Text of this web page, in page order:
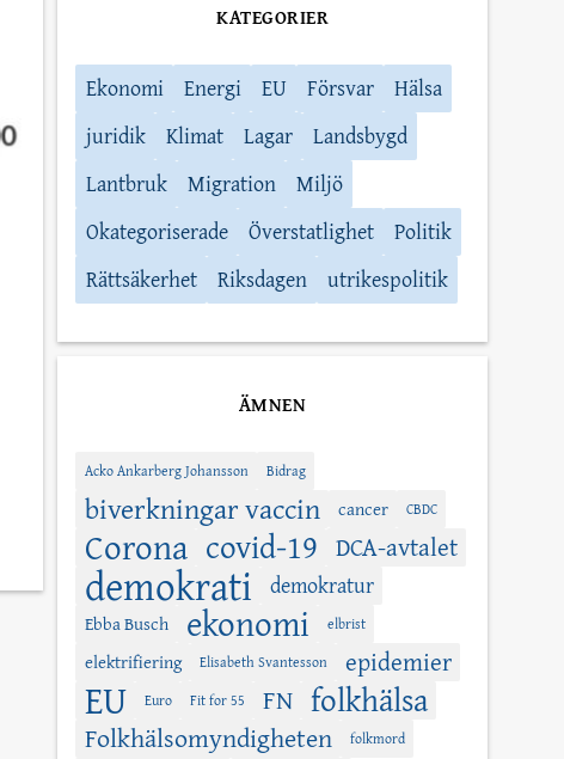
KATEGORIER
Ekonomi Energi EU Försvar
Hälsa
juridik
Klimat Lagar
Landsbygd
Lantbruk
Migration
Miljö
Okategoriserade
Överstatlighet
Politik
Rättsäkerhet
Riksdagen utrikespolitik
ÄMNEN
Acko Ankarberg Johansson Bidrag
biverkningar vaccin cancer CBDC
Corona covid-19 DCA-avtalet
demokrati demokratur
Ebba Busch ekonomi elbrist
elektrifiering Elisabeth Svantesson epidemier
EU Euro Fit for 55 FN folkhälsa
Folkhälsomyndigheten folkmord